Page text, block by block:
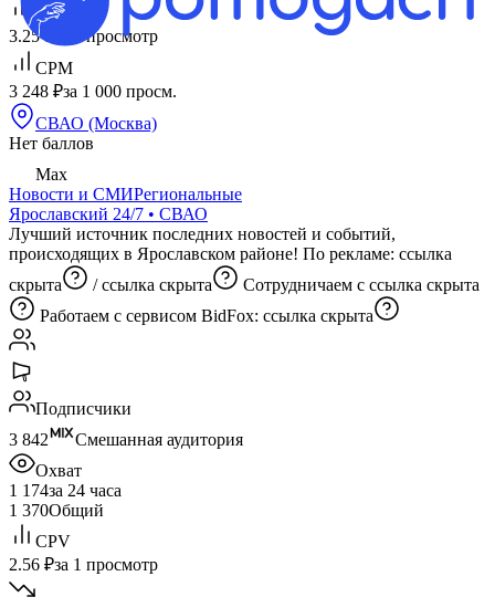
CPV
3.25 ₽
за 1 просмотр
CPM
3 248 ₽за 1 000 просм.
СВАО (Москва)
Нет баллов
Max
Новости и СМИРегиональные
Ярославский 24/7 • СВАО
Лучший источник последних новостей и событий,
происходящих в Ярославском районе! По рекламе: ссылка
скрыта
/ссылка скрыта Сотрудничаем с ссылка скрыта
Работаем с сервисом BidFox: ссылка скрыта
Подписчики
3 842
Смешанная аудитория
Охват
1 174за 24 часа
1 370Общий
CPV
2.56 ₽за 1 просмотр